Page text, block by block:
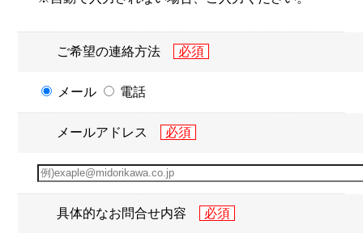
ご希望の連絡方法
メール 電話
メールアドレス
具体的なお問合せ内容